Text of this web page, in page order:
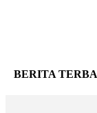
BERITA